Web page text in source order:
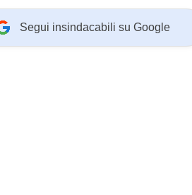
Segui insindacabili su Google